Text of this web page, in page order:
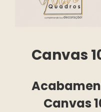
Canvas
Canvas